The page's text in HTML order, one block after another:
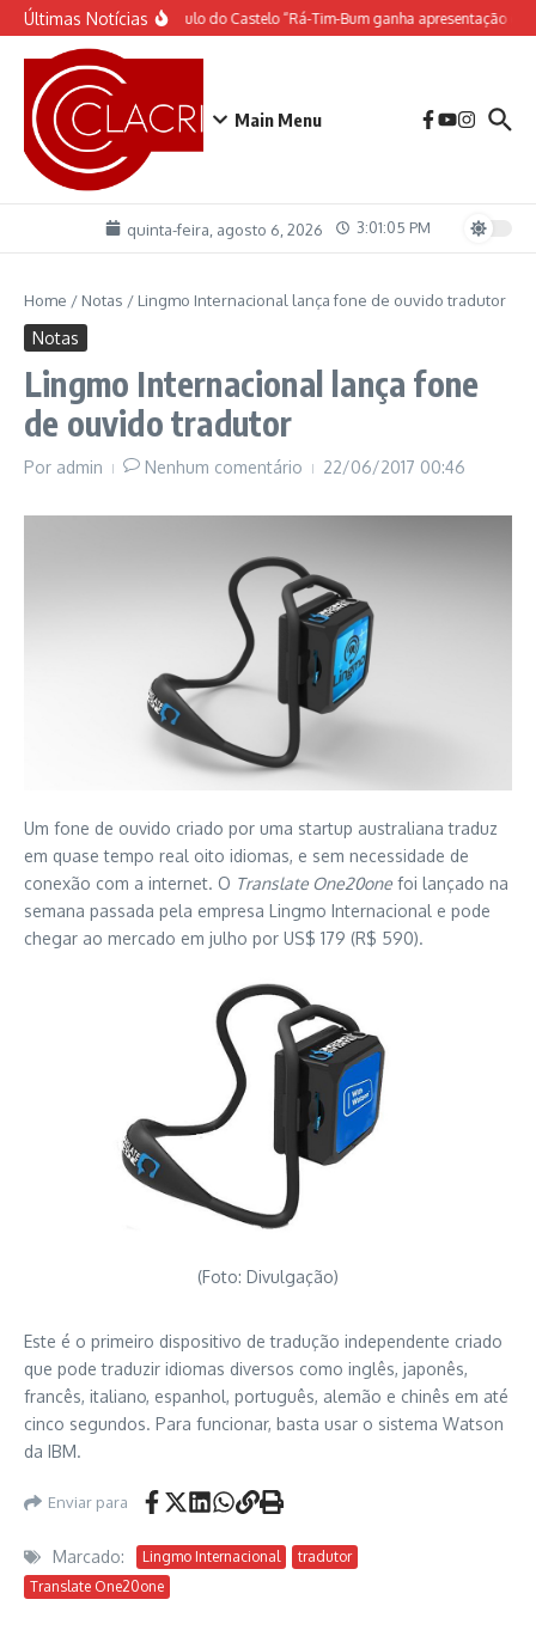
Ir para o conteúdo
Últimas NotíciasO espetáculo do Castelo “Rá-Tim-Bum ganha apresentação de
Main Menu
quinta-feira, agosto 6, 2026 3:01:06 PM
Home / Notas / Lingmo Internacional lança fone de ouvido tradutor
Notas
Lingmo Internacional lança fone
de ouvido tradutor
Por admin Nenhum comentário 22/06/2017 00:46
Um fone de ouvido criado por uma startup australiana traduz
em quase tempo real oito idiomas, e sem necessidade de
conexão com a internet. O Translate One20one foi lançado na
semana passada pela empresa Lingmo Internacional e pode
chegar ao mercado em julho por US$ 179 (R$ 590).
(Foto: Divulgação)
Este é o primeiro dispositivo de tradução independente criado
que pode traduzir idiomas diversos como inglês, japonês,
francês, italiano, espanhol, português, alemão e chinês em até
cinco segundos. Para funcionar, basta usar o sistema Watson
da IBM.
Enviar para
Marcado: Lingmo Internacional
tradutor
Translate One20one